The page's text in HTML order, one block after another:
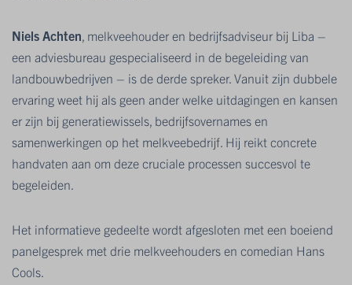
Niels Achten, melkveehouder en bedrijfsadviseur bij Liba –
een adviesbureau gespecialiseerd in de begeleiding van
landbouwbedrijven – is de derde spreker. Vanuit zijn dubbele
ervaring weet hij als geen ander welke uitdagingen en kansen
er zijn bij generatiewissels, bedrijfsovernames en
samenwerkingen op het melkveebedrijf. Hij reikt concrete
handvaten aan om deze cruciale processen succesvol te
begeleiden.
Het informatieve gedeelte wordt afgesloten met een boeiend
panelgesprek met drie melkveehouders en comedian Hans
Cools.